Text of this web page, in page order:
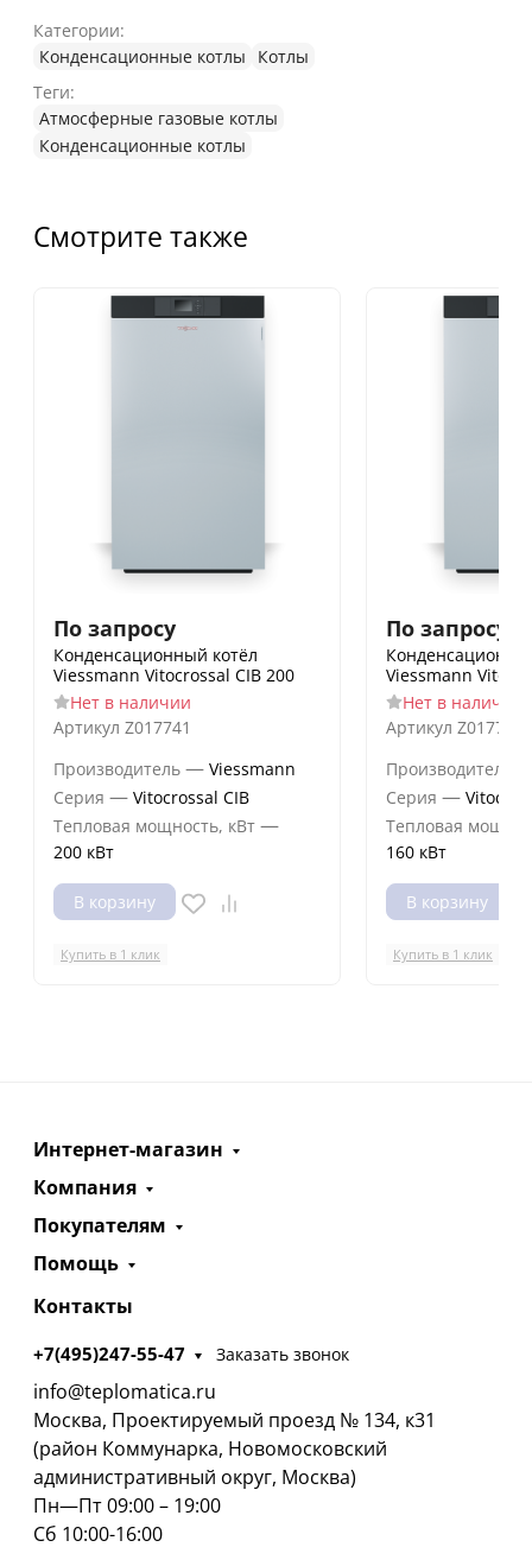
Категории:
Конденсационные котлы
Котлы
Теги:
Атмосферные газовые котлы
Конденсационные котлы
Смотрите также
По запросу
Конденсационный котёл
Viessmann Vitocrossal CIB 200
Нет в наличии
Артикул Z017741
Производитель — Viessmann
Серия — Vitocrossal CIB
Тепловая мощность, кВт —
200 кВт
В корзину
Купить в 1 клик
По запросу
Viessmann
Нет в наличии
Артикул Z017740
Производитель
Серия —
Тепловая
160 кВт
В корзину
Купить в 1 клик
Интернет-магазин
Компания
Покупателям
Помощь
Контакты
+7(495)247-55-47 Заказать звонок
info@teplomatica.ru
Москва, Проектируемый проезд № 134, к31
(район Коммунарка, Новомосковский
административный округ, Москва)
Пн—Пт 09:00 – 19:00
Сб 10:00-16:00